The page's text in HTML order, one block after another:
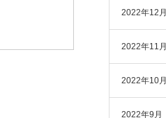
2022年12月
2022年11月
2022年10月
2022年9月